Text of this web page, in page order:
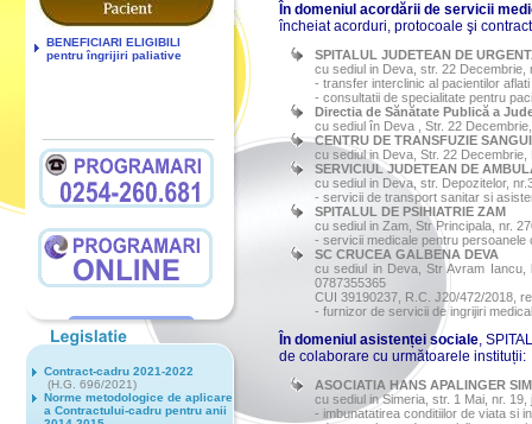
BENEFICIARI ELIGIBILI
pentru îngrijiri paliative
Contract-cadru 2021-2022
(H.G. 696/2021)
Norme metodologice de aplicare
a Contractului-cadru pentru anii
În domeniul acordării de servicii
încheiat acorduri, protocoale şi
SPITALUL JUDETEAN DE
cu sediul in Deva, str. 22 Decembrie,
- transfer interclinic al pacientilor
- consultatii de specialitate pentru
Directia de Sănătate Publică a
cu sediul în Deva , Str. 22
CENTRU DE TRANSFUZIE
cu sediul in Deva, Str. 22
SERVICIUL JUDETEAN DE
cu sediul in Deva, str. Depozitelor,
- servicii de transport sanitar si
SPITALUL DE PSIHIATRIE ZAM
cu sediul in Zam, Str Principala, nr.
- servicii medicale pentru persoanele
SC CRUCEA GALBENA DEVA
cu sediul in Deva, Str Avram Iancu,
0787355365
CUI 39190237, R.C. J20/472/2018,
- furnizor de servicii de ingrijiri
În domeniul asistenței sociale,
de colaborare cu următoarele instituții:
ASOCIATIA HANS APALINGER
cu sediul in Simeria, str. 1 Mai, nr.
- imbunatatirea conditiilor de viata si